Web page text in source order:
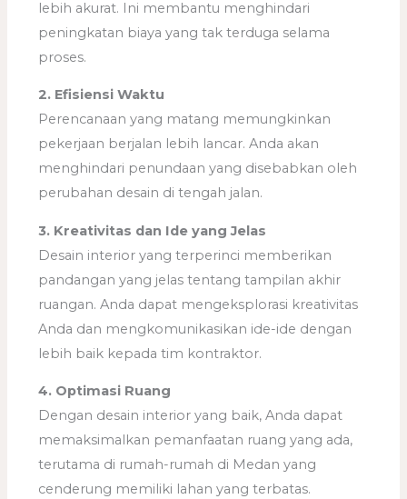
lebih akurat. Ini membantu menghindari
peningkatan biaya yang tak terduga selama
proses.
2. Efisiensi Waktu
Perencanaan yang matang memungkinkan
pekerjaan berjalan lebih lancar. Anda akan
menghindari penundaan yang disebabkan oleh
perubahan desain di tengah jalan.
3. Kreativitas dan Ide yang Jelas
Desain interior yang terperinci memberikan
pandangan yang jelas tentang tampilan akhir
ruangan. Anda dapat mengeksplorasi kreativitas
Anda dan mengkomunikasikan ide-ide dengan
lebih baik kepada tim kontraktor.
4. Optimasi Ruang
Dengan desain interior yang baik, Anda dapat
memaksimalkan pemanfaatan ruang yang ada,
terutama di rumah-rumah di Medan yang
cenderung memiliki lahan yang terbatas.